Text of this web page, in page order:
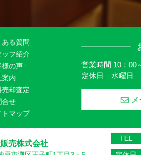
ある質問
ッフ紹介
様の声
案内
売却査定
合せ
トマップ
営業時間 10：00
定休日 水曜日
売株式会社
TEL